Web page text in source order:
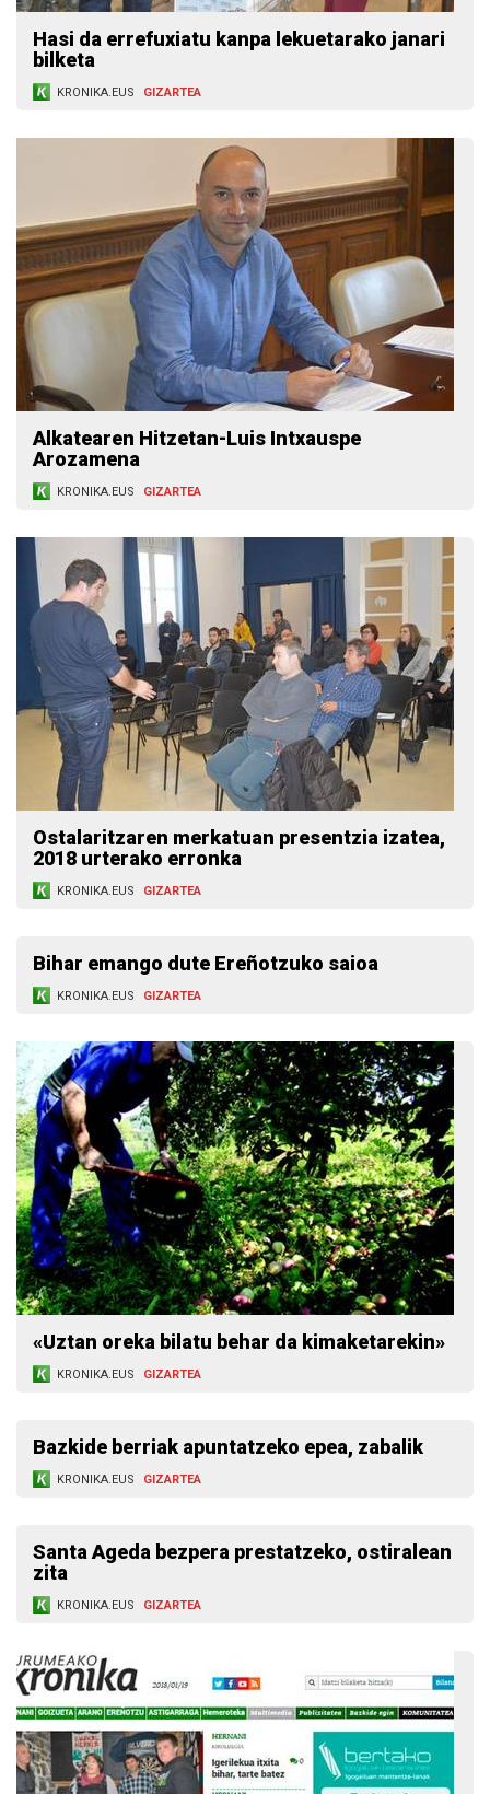
Hasi da errefuxiatu kanpa lekuetarako janari
bilketa
KRONIKA.EUS GIZARTEA
Alkatearen Hitzetan-Luis Intxauspe
Arozamena
KRONIKA.EUS GIZARTEA
Ostalaritzaren merkatuan presentzia izatea,
2018 urterako erronka
KRONIKA.EUS GIZARTEA
Bihar emango dute Ereñotzuko saioa
KRONIKA.EUS GIZARTEA
«Uztan oreka bilatu behar da kimaketarekin»
KRONIKA.EUS GIZARTEA
Bazkide berriak apuntatzeko epea, zabalik
KRONIKA.EUS GIZARTEA
Santa Ageda bezpera prestatzeko, ostiralean
zita
KRONIKA.EUS GIZARTEA